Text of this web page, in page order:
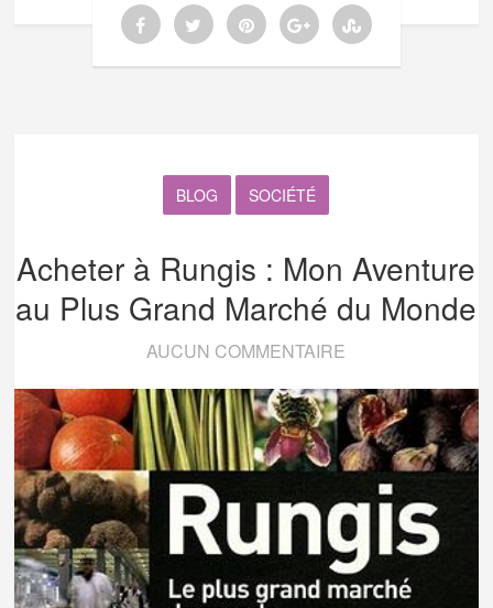
BLOG SOCIÉTÉ
Acheter à Rungis : Mon Aventure
au Plus Grand Marché du Monde
AUCUN COMMENTAIRE